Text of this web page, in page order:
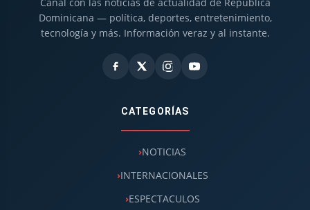
Dominicana — política, deportes, entretenimiento,
tecnología y más. Información veraz y al instante.
CATEGORÍAS
NOTICIAS
INTERNACIONALES
ESPECTACULOS